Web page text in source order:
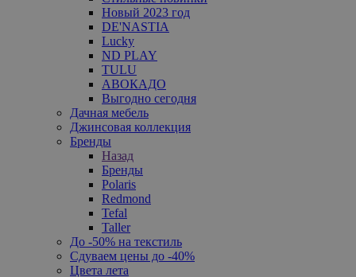
Новый 2023 год
DE'NASTIA
Lucky
ND PLAY
TULU
АВОКАДО
Выгодно сегодня
Дачная мебель
Джинсовая коллекция
Бренды
Назад
Бренды
Polaris
Redmond
Tefal
Taller
До -50% на текстиль
Сдуваем цены до -40%
Цвета лета